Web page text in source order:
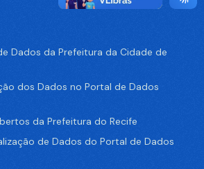
Dados da Prefeitura da Cidade de
dos Dados no Portal de Dados
da Prefeitura do Recife
de Dados do Portal de Dados